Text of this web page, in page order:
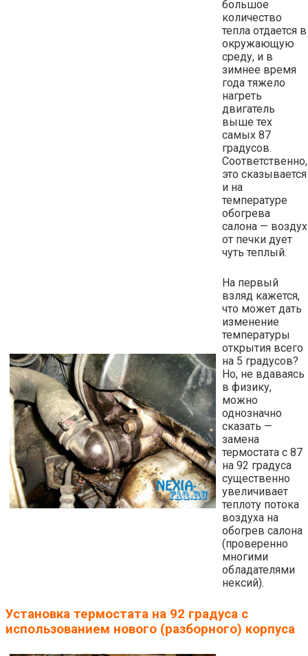
большое
количество
тепла отдается в
окружающую
среду, и в
зимнее время
года тяжело
нагреть
двигатель
выше тех
самых 87
градусов.
Соответственно,
это сказывается
и на
температуре
обогрева
салона — воздух
от печки дует
чуть теплый.
На первый
взляд кажется,
что может дать
изменение
температуры
открытия всего
на 5 градусов?
Но, не вдаваясь
в физику,
можно
однозначно
сказать —
замена
термостата с 87
на 92 градуса
существенно
увеличивает
теплоту потока
воздуха на
обогрев салона
(проверенно
многими
обладателями
нексий).
Установка термостата на 92 градуса с
использованием нового (разборного) корпуса